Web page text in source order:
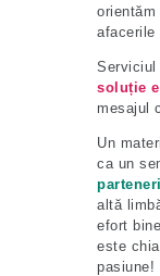
afacerile
Serviciul
soluție
mesajul
Un
ca un
altă
efort
este
pasiune!